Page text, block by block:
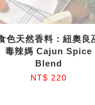
色天然香料：紐奧良
毒辣媽 Cajun Spice
Blend
NT$ 220